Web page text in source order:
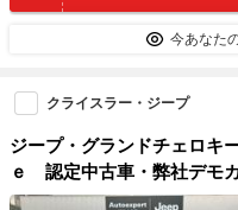
今あなた
クライスラー・ジープ
ジープ・グランドチェロ
ｅ 認定中古車・弊社デモ
Ｖ走行可能・エアサス機能